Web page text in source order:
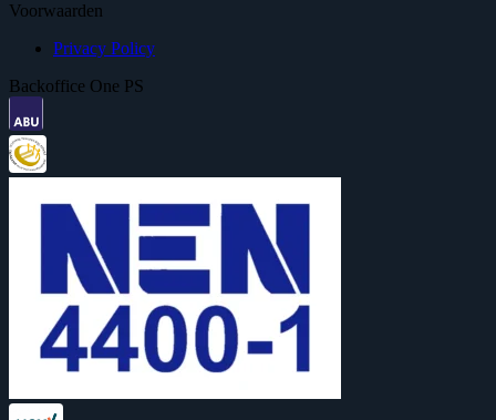
Voorwaarden
Privacy Policy
Backoffice One PS